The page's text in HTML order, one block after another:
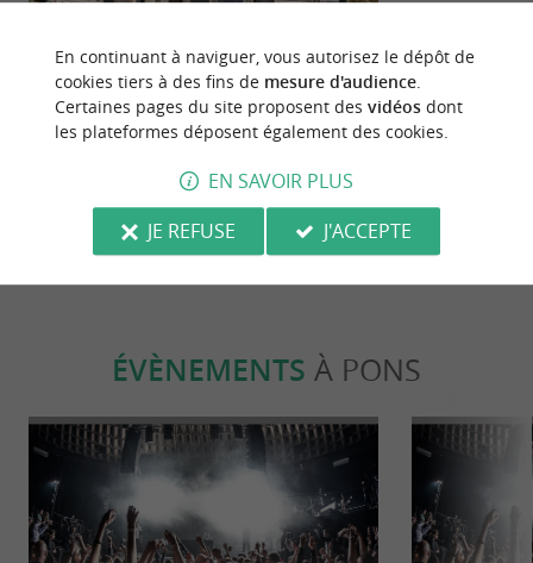
Découverte de Pons et ses trésors
historiques
Visiter les
ÉVÈNEMENTS À PONS
En continuant à naviguer, vous autorisez le dépôt de
cookies tiers à des fins de mesure d'audience.
Certaines pages du site proposent des vidéosdont
les plateformes déposent également des cookies.
EN SAVOIR PLUS
JE REFUSE
J'ACCEPTE